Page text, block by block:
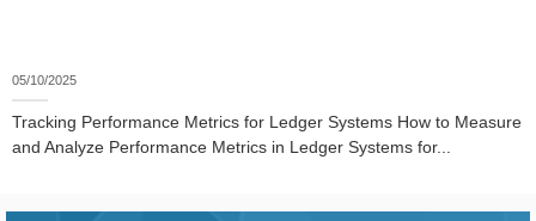
05/10/2025
Tracking Performance Metrics for Ledger Systems How to Measure
and Analyze Performance Metrics in Ledger Systems for...